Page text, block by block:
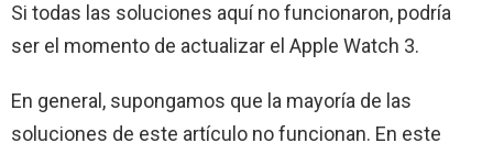
Si todas las soluciones aquí no funcionaron, podría
ser el momento de actualizar el Apple Watch 3.
En general, supongamos que la mayoría de las
soluciones de este artículo no funcionan. En este